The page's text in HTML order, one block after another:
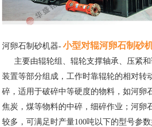
河卵石制砂机器- 小型对辊河卵石制砂
主要由辊轮组、辊轮支撑轴承、压紧和
装置等部分组成，工作时靠辊轮的相对转
碎，适用于破碎中等硬度的物料，如河卵
焦炭，煤等物料的中碎，细碎作业；河卵
较多，可满足时产量100吨以下的型号参数